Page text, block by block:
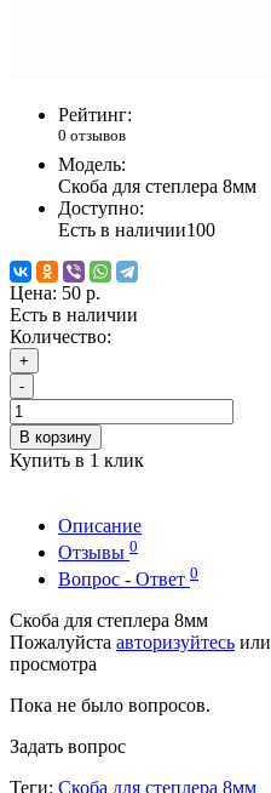
Рейтинг:
0 отзывов
Модель:
Скоба для степлера 8мм
Доступно:
Есть в наличии100
Цена: 50 р.
Есть в наличии
Количество:
+
-
В корзину
Купить в 1 клик
Описание
Отзывы 0
Вопрос - Ответ 0
Скоба для степлера 8мм
Пожалуйста авторизуйтесь или
просмотра
Пока не было вопросов.
Задать вопрос
Теги: Скоба для степлера 8мм